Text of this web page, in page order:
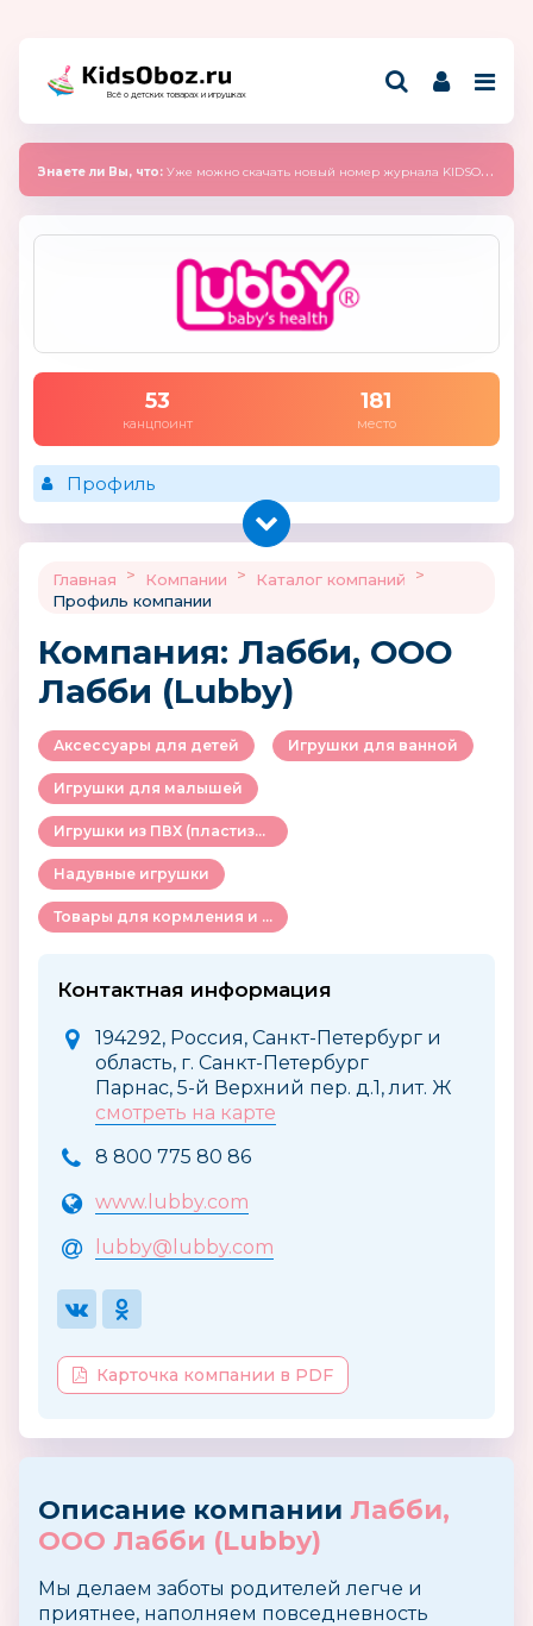
Всё о детских товарах и игрушках
Знаете ли Вы, что: Уже можно скачать новый номер журнала KIDSOBOZ 2025 (сентябрь)
53
канцпоинт
181
место
Профиль
Главная > Компании > Каталог компаний
>
Профиль компании
Компания: Лабби, ООО
Лабби (Lubby)
Аксессуары для детей Игрушки для ванной
Игрушки для малышей
Игрушки из ПВХ (пластизоля)
Надувные игрушки
Товары для кормления и ухода за ребенком
Контактная информация
194292, Россия, Санкт-Петербург и
область, г. Санкт-Петербург
Парнас, 5-й Верхний п­ер. д.1, лит. Ж
смотреть на карте
8 800 775 80 86
www.lubby.com
lubby@lubby.com
Карточка компании в PDF
Описание компании Лабби,
ООО Лабби (Lubby)
Мы делаем заботы родителей легче и
приятнее, наполняем повседневность